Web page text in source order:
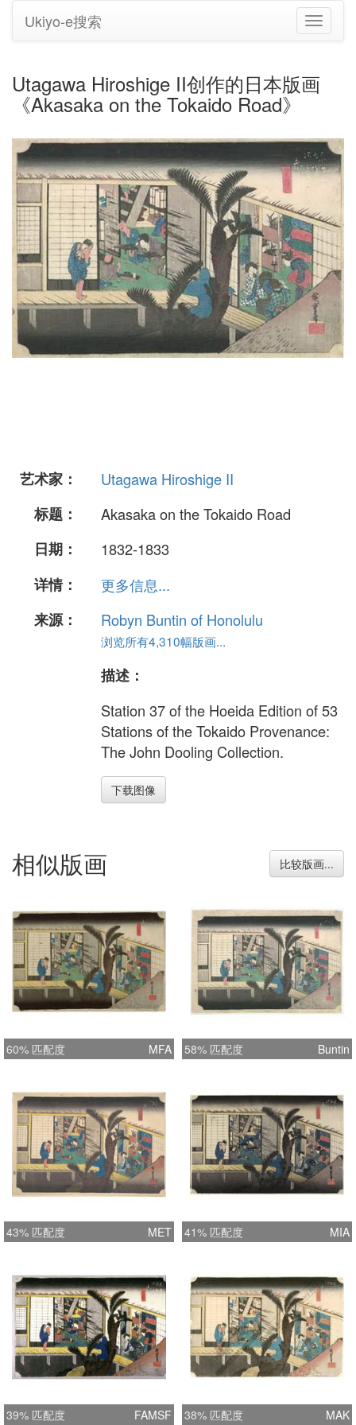
切
换
Ukiyo-e搜索
Utagawa Hiroshige II创作的日本版画
《Akasaka on the Tokaido Road》
艺术家：
Utagawa Hiroshige II
标题：
Akasaka on the Tokaido Road
日期：
1832-1833
详情：
更多信息...
来源：
Robyn Buntin of Honolulu
浏览所有4,310幅版画...
描述：
Station 37 of the Hoeida Edition of 53
Stations of the Tokaido Provenance:
The John Dooling Collection.
下载图像
相似版画 比较版画...
60% 匹配度 MFA 58% 匹配度 Buntin
43% 匹配度 MET 41% 匹配度 MIA
39% 匹配度 FAMSF 38% 匹配度 MAK